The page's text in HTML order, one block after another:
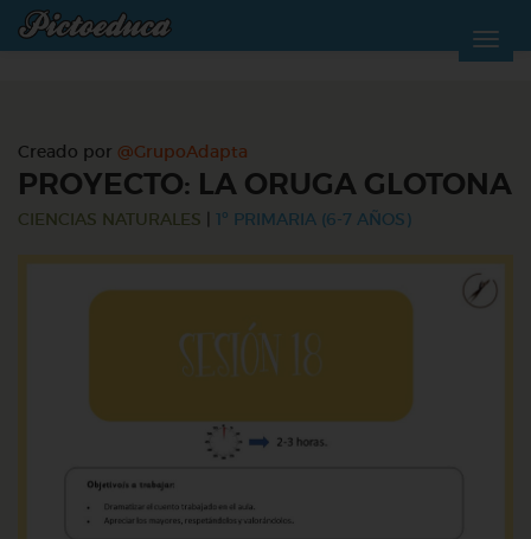
Creado por @GrupoAdapta
PROYECTO: LA ORUGA GLOTONA
CIENCIAS NATURALES 1º PRIMARIA (6-7 AÑOS)